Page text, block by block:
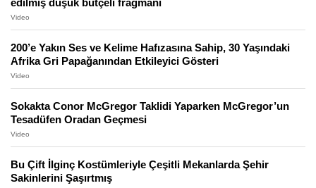
edilmiş düşük bütçeli fragmanı
Video
200’e Yakın Ses ve Kelime Hafızasına Sahip, 30 Yaşındaki
Afrika Gri Papağanından Etkileyici Gösteri
Video
Sokakta Conor McGregor Taklidi Yaparken McGregor’un
Tesadüfen Oradan Geçmesi
Video
Bu Çift İlginç Kostümleriyle Çeşitli Mekanlarda Şehir
Sakinlerini Şaşırtmış